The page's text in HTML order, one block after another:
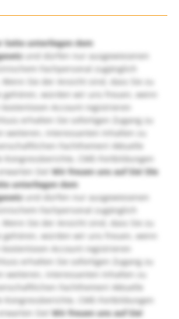
Seite unterliegen dem
und dürfen nur ausgewiesenen
Fachpersonal zugänglich
Sie der Ansicht sind, dass Sie zu
gehören, würden wir uns freuen, wenn
kostenlosen Account registrieren
erhalten Sie sofortigen Zugang zu
weiteren, interessanten Inhalten zu
Fachthemen! Aktuelle
Kongressberichte, CME-Fortbildungen
Sie!Wir freuen uns auf Sie! Die
unterliegen dem
und dürfen nur ausgewiesenen
Fachpersonal zugänglich
Sie der Ansicht sind, dass Sie zu
gehören, würden wir uns freuen, wenn
kostenlosen Account registrieren
erhalten Sie sofortigen Zugang zu
weiteren, interessanten Inhalten zu
Fachthemen! Aktuelle
Kongressberichte, CME-Fortbildungen
Sie!Wir freuen uns auf Sie!